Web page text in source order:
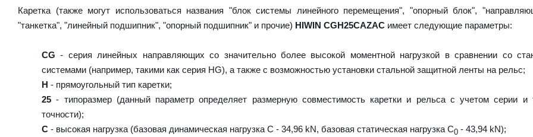
Каретка (также могут использоваться названия "блок системы линейного перемещения", "опорный блок",
"танкетка", "линейный подшипник", "опорный подшипник" и прочие) HIWIN CGH25CAZAC имеет следующие параметры:
CG - серия линейных направляющих со значительно более высокой моментной нагрузкой в сравнении со
системами (например, такими как серия HG), а также с возможностью установки стальной защитной ленты на рельс;
H - прямоугольный тип каретки;
25 - типоразмер (данный параметр определяет размерную совместимость каретки и рельса с учетом серии и
точности);
C - высокая нагрузка (базовая динамическая нагрузка C - 34,96 kN, базовая статическая нагрузка С0 - 43,94 kN);